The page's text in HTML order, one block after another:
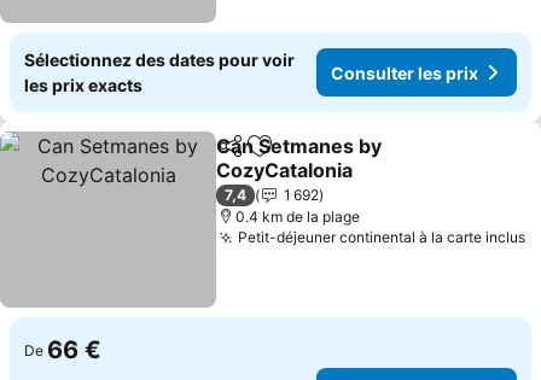
Sélectionnez des dates pour voir
les prix exacts
Consulter les prix
PartagerAjouter à mes favoris
Can Setmanes by
CozyCatalonia
7,4
1 692
0.4 km de la plage
Petit-déjeuner continental à la carte inclus
De 66 €